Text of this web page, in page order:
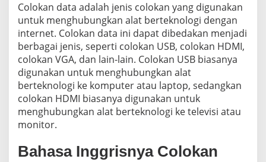
Colokan data adalah jenis colokan yang digunakan
untuk menghubungkan alat berteknologi dengan
internet. Colokan data ini dapat dibedakan menjadi
berbagai jenis, seperti colokan USB, colokan HDMI,
colokan VGA, dan lain-lain. Colokan USB biasanya
digunakan untuk menghubungkan alat
berteknologi ke komputer atau laptop, sedangkan
colokan HDMI biasanya digunakan untuk
menghubungkan alat berteknologi ke televisi atau
monitor.
Bahasa Inggrisnya Colokan